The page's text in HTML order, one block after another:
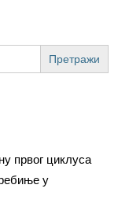
првог циклуса
у